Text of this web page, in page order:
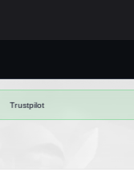
Trustpilot